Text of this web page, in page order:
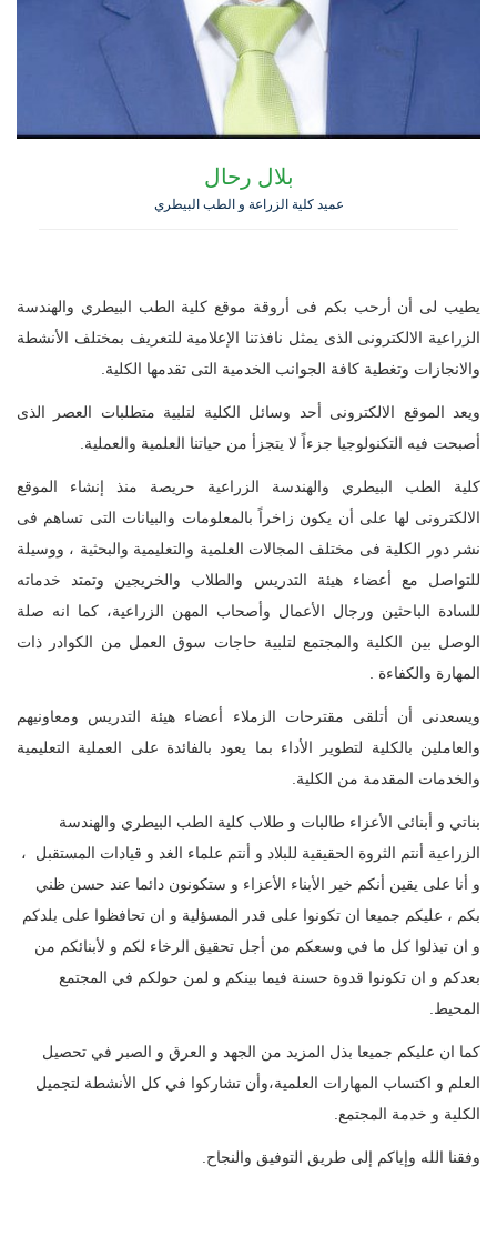
بلال رحال
عميد كلية الزراعة و الطب البيطري
يطيب لى أن أرحب بكم فى أروقة موقع كلية الطب البيطري والهندسة
الزراعية الالكترونى الذى يمثل نافذتنا الإعلامية للتعريف بمختلف الأنشطة
والانجازات وتغطية كافة الجوانب الخدمية التى تقدمها الكلية.
ويعد الموقع الالكترونى أحد وسائل الكلية لتلبية متطلبات العصر الذى
أصبحت فيه التكنولوجيا جزءاً لا يتجزأ من حياتنا العلمية والعملية.
كلية الطب البيطري والهندسة الزراعية حريصة منذ إنشاء الموقع
الالكترونى لها على أن يكون زاخراً بالمعلومات والبيانات التى تساهم فى
نشر دور الكلية فى مختلف المجالات العلمية والتعليمية والبحثية ، ووسيلة
للتواصل مع أعضاء هيئة التدريس والطلاب والخريجين وتمتد خدماته
للسادة الباحثين ورجال الأعمال وأصحاب المهن الزراعية، كما انه صلة
الوصل بين الكلية والمجتمع لتلبية حاجات سوق العمل من الكوادر ذات
المهارة والكفاءة .
ويسعدنى أن أتلقى مقترحات الزملاء أعضاء هيئة التدريس ومعاونيهم
والعاملين بالكلية لتطوير الأداء بما يعود بالفائدة على العملية التعليمية
والخدمات المقدمة من الكلية.
بناتي و أبنائى الأعزاء طالبات و طلاب كلية الطب البيطري والهندسة
الزراعية أنتم الثروة الحقيقية للبلاد و أنتم علماء الغد و قيادات المستقبل ،
و أنا على يقين أنكم خير الأبناء الأعزاء و ستكونون دائما عند حسن ظني
بكم ، عليكم جميعا ان تكونوا على قدر المسؤلية و ان تحافظوا على بلدكم
و ان تبذلوا كل ما في وسعكم من أجل تحقيق الرخاء لكم و لأبنائكم من
بعدكم و ان تكونوا قدوة حسنة فيما بينكم و لمن حولكم في المجتمع
المحيط.
كما ان عليكم جميعا بذل المزيد من الجهد و العرق و الصبر في تحصيل
العلم و اكتساب المهارات العلمية،وأن تشاركوا في كل الأنشطة لتجميل
الكلية و خدمة المجتمع.
وفقنا الله وإياكم إلى طريق التوفيق والنجاح.